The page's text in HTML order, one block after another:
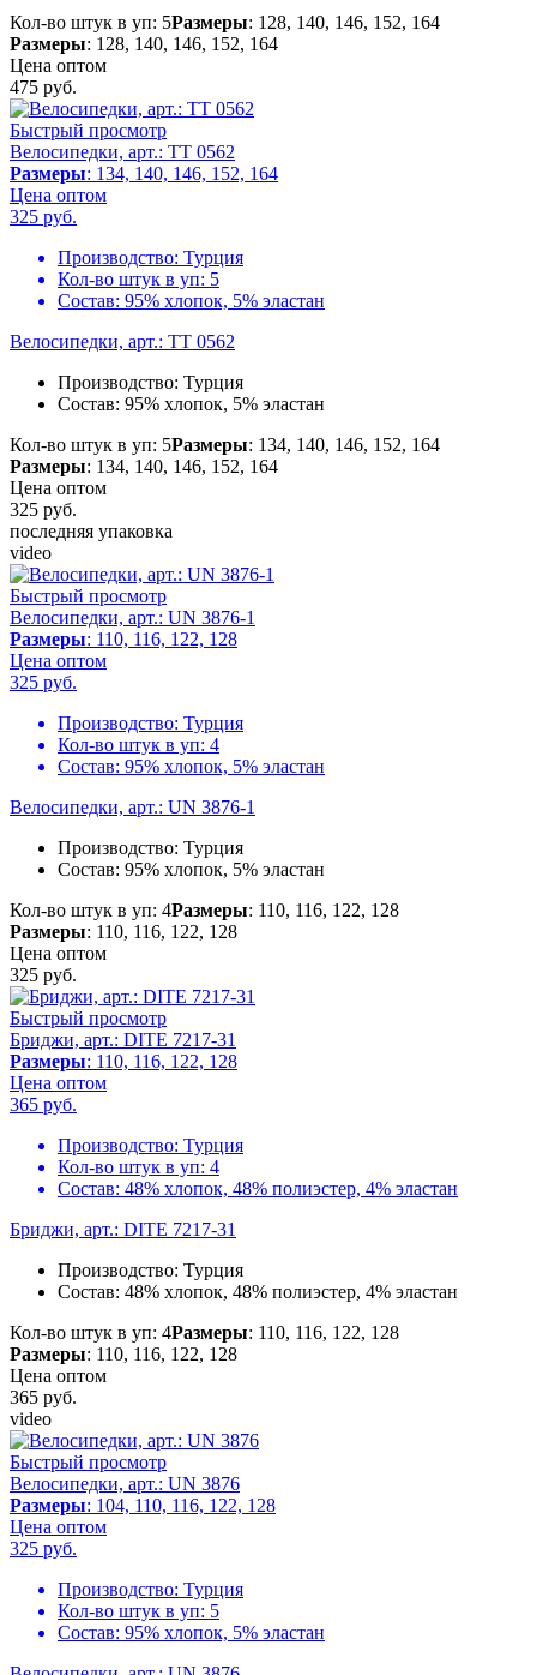
Кол-во штук в уп: 5Размеры: 128, 140, 146, 152, 164
Размеры: 128, 140, 146, 152, 164
Цена оптом
475 руб.
Быстрый просмотр
Велосипедки, арт.: TT 0562
Размеры: 134, 140, 146, 152, 164
Цена оптом
325 руб.
Производство: Турция
Кол-во штук в уп: 5
Состав: 95% хлопок, 5% эластан
Велосипедки, арт.: TT 0562
Производство: Турция
Состав: 95% хлопок, 5% эластан
Кол-во штук в уп: 5Размеры: 134, 140, 146, 152, 164
Размеры: 134, 140, 146, 152, 164
Цена оптом
325 руб.
последняя упаковка
video
Быстрый просмотр
Велосипедки, арт.: UN 3876-1
Размеры: 110, 116, 122, 128
Цена оптом
325 руб.
Производство: Турция
Кол-во штук в уп: 4
Состав: 95% хлопок, 5% эластан
Велосипедки, арт.: UN 3876-1
Производство: Турция
Состав: 95% хлопок, 5% эластан
Кол-во штук в уп: 4Размеры: 110, 116, 122, 128
Размеры: 110, 116, 122, 128
Цена оптом
325 руб.
Быстрый просмотр
Бриджи, арт.: DITE 7217-31
Размеры: 110, 116, 122, 128
Цена оптом
365 руб.
Производство: Турция
Кол-во штук в уп: 4
Состав: 48% хлопок, 48% полиэстер, 4% эластан
Бриджи, арт.: DITE 7217-31
Производство: Турция
Состав: 48% хлопок, 48% полиэстер, 4% эластан
Кол-во штук в уп: 4Размеры: 110, 116, 122, 128
Размеры: 110, 116, 122, 128
Цена оптом
365 руб.
video
Быстрый просмотр
Велосипедки, арт.: UN 3876
Размеры: 104, 110, 116, 122, 128
Цена оптом
325 руб.
Производство: Турция
Кол-во штук в уп: 5
Состав: 95% хлопок, 5% эластан